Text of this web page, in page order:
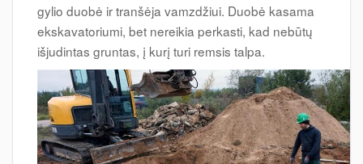
gylio duobė ir tranšėja vamzdžiui. Duobė kasama
ekskavatoriumi, bet nereikia perkasti, kad nebūtų
išjudintas gruntas, į kurį turi remsis talpa.